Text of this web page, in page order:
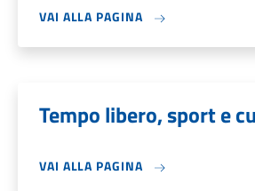
VAI ALLA PAGINA
Tempo libero, sport e
VAI ALLA PAGINA